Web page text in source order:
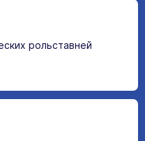
рольставней